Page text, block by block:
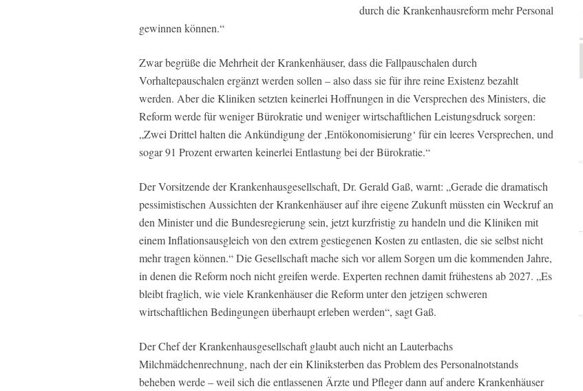
durch die Krankenhausreform mehr Personal
gewinnen können.“
Zwar begrüße die Mehrheit der Krankenhäuser, dass die Fallpauschalen durch
Vorhaltepauschalen ergänzt werden sollen – also dass sie für ihre reine Existenz bezahlt
werden. Aber die Kliniken setzten keinerlei Hoffnungen in die Versprechen des Ministers, die
Reform werde für weniger Bürokratie und weniger wirtschaftlichen Leistungsdruck sorgen:
„Zwei Drittel halten die Ankündigung der ,Entökonomisierung‘ für ein leeres Versprechen, und
sogar 91 Prozent erwarten keinerlei Entlastung bei der Bürokratie.“
Der Vorsitzende der Krankenhausgesellschaft, Dr. Gerald Gaß, warnt: „Gerade die dramatisch
pessimistischen Aussichten der Krankenhäuser auf ihre eigene Zukunft müssten ein Weckruf an
den Minister und die Bundesregierung sein, jetzt kurzfristig zu handeln und die Kliniken mit
einem Inflationsausgleich von den extrem gestiegenen Kosten zu entlasten, die sie selbst nicht
mehr tragen können.“ Die Gesellschaft mache sich vor allem Sorgen um die kommenden Jahre,
in denen die Reform noch nicht greifen werde. Experten rechnen damit frühestens ab 2027. „Es
bleibt fraglich, wie viele Krankenhäuser die Reform unter den jetzigen schweren
wirtschaftlichen Bedingungen überhaupt erleben werden“, sagt Gaß.
Der Chef der Krankenhausgesellschaft glaubt auch nicht an Lauterbachs
Milchmädchenrechnung, nach der ein Kliniksterben das Problem des Personalnotstands
beheben werde – weil sich die entlassenen Ärzte und Pfleger dann auf andere Krankenhäuser